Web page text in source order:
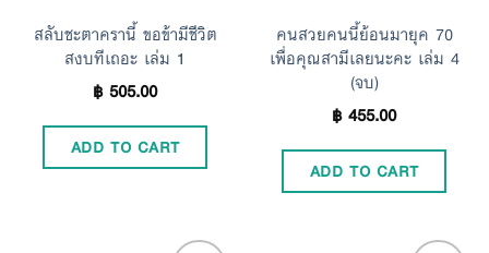
สลับชะตาครานี้ ขอข้ามีชีวิต
สงบทีเถอะ เล่ม 1
฿505.00
ADD TO CART
คนสวยคนนี้ย้อนมายุค 70
เพื่อคุณสามีเลยนะคะ เล่ม 4
(จบ)
฿455.00
ADD TO CART